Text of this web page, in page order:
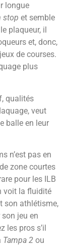
longue
stop et semble
plaqueur, il
et, donc,
de courses.
plus
qualités
veut
balle en leur
n’est pas en
zone courtes
pour les ILB
voit la fluidité
son athlétisme,
son jeu en
les pros s’il
Tampa 2 ou